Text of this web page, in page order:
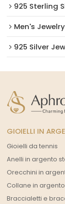
925 Sterling
Men's Jewelry
925 Silver
GIOIELLI IN
Gioielli da tennis
Anelli in argento
Orecchini in
Collane in
Braccialetti e